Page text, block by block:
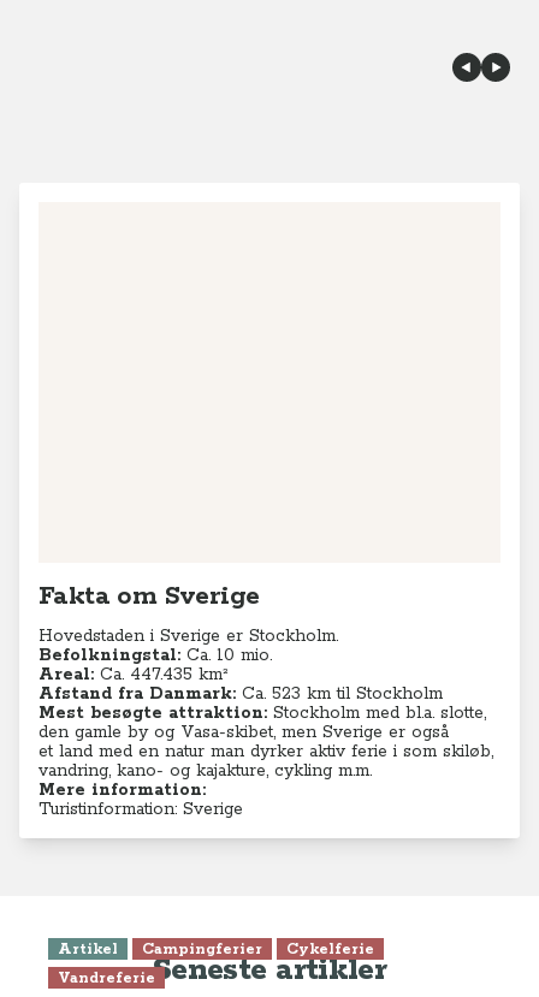
Fakta om Sverige
Hovedstaden i Sverige er Stockholm.
Befolkningstal: Ca. 10 mio.
Areal: Ca. 447.435 km²
Afstand fra Danmark: Ca. 523 km til Stockholm
Mest besøgte attraktion: Stockholm med bl.a. slotte,
den gamle by og Vasa-skibet, men Sverige er også
et land med en natur man dyrker aktiv ferie i som skiløb,
vandring, kano- og kajakture, cykling m.m.
Mere information:
Turistinformation: Sverige
Seneste artikler
Artikel Campingferier
Cykelferie
Vandreferie